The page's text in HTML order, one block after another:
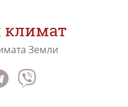
климат
Земли